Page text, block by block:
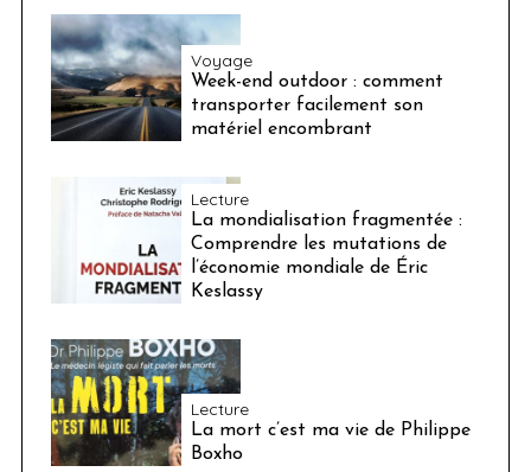
Voyage
Week-end outdoor : comment
transporter facilement son
matériel encombrant
Lecture
La mondialisation fragmentée :
Comprendre les mutations de
l’économie mondiale de Éric
Keslassy
Lecture
La mort c’est ma vie de Philippe
Boxho